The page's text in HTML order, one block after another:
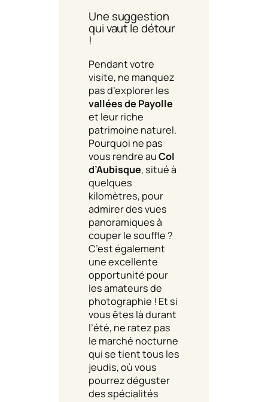
Une suggestion
qui vaut le détour
!
Pendant votre
visite, ne manquez
pas d’explorer les
vallées de Payolle
et leur riche
patrimoine naturel.
Pourquoi ne pas
vous rendre auCol
d’Aubisque, situé à
quelques
kilomètres, pour
admirer des vues
panoramiques à
couper le souffle ?
C’est également
une excellente
opportunité pour
les amateurs de
photographie ! Et si
vous êtes là durant
l’été, ne ratez pas
le marché nocturne
qui se tient tous les
jeudis, où vous
pourrez déguster
des spécialités